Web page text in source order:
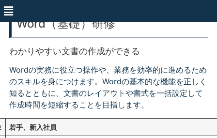
Word（基礎）研修
わかりやすい文書の作成ができる
Wordの実務に役立つ操作や、業務を効率的に進めるため
のスキルを身につけます。Wordの基本的な機能を正しく
知るとともに、文書のレイアウトや書式を一括設定して
作成時間を短縮することを目指します。
若手、新入社員